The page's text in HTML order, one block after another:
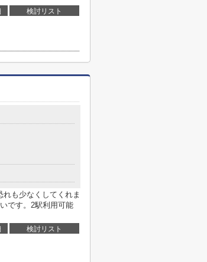
検討リスト
も少なくしてくれま
です。2駅利用可能
検討リスト